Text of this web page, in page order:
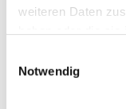
weiteren Daten
Cookies, wenn
Notwendig
Immobilie
Wilhelmsfeld